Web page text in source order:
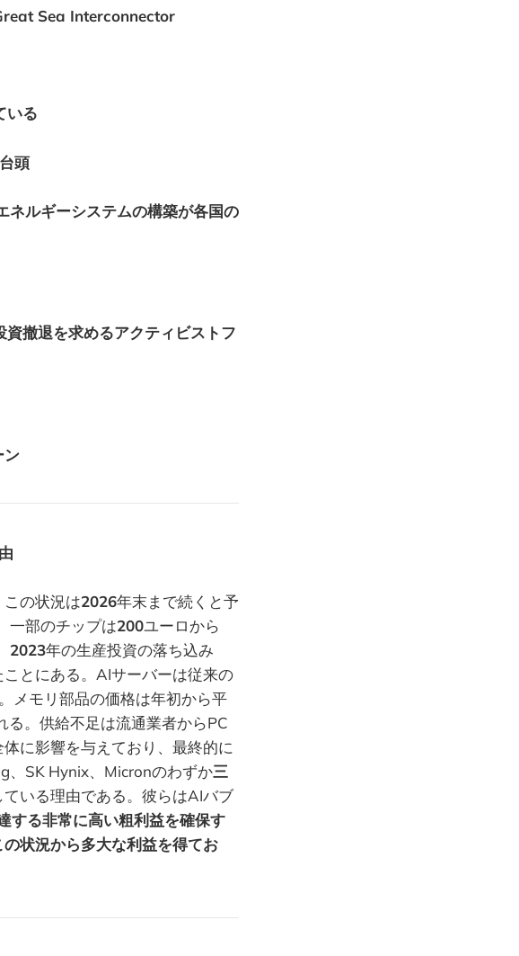
Sea Interconnector
いる
頭
ルギーシステムの構築が各国の
撤退を求めるアクティビストフ
ン
の状況は2026年末まで続くと予
一部のチップは200ユーロから
2023年の生産投資の落ち込み
とにある。AIサーバーは従来の
メモリ部品の価格は年初から平
る。供給不足は流通業者からPC
に影響を与えており、最終的に
、SK Hynix、Micronのわずか三
いる理由である。彼らはAIバブ
する非常に高い粗利益を確保す
状況から多大な利益を得てお